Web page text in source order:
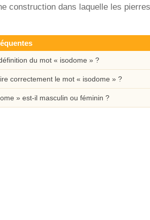
construction dans laquelle les
du mot « isodome » ?
correctement le mot « isodome » ?
» est-il masculin ou féminin ?